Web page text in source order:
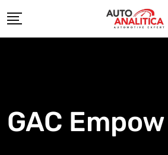
to
GAC Empow